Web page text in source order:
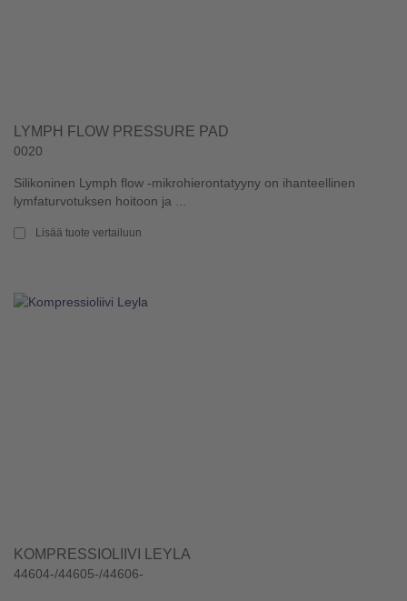
LYMPH FLOW PRESSURE PAD
0020
Silikoninen Lymph flow -mikrohierontatyyny on ihanteellinen
lymfaturvotuksen hoitoon ja ...
Lisää tuote vertailuun
KOMPRESSIOLIIVI LEYLA
44604-/44605-/44606-